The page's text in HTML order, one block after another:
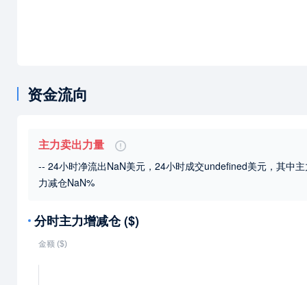
资金流向
主力卖出力量
-- 24小时净流出NaN美元，24小时成交undefined美元 ，其中
力减仓NaN%
分时主力增减仓 ($)